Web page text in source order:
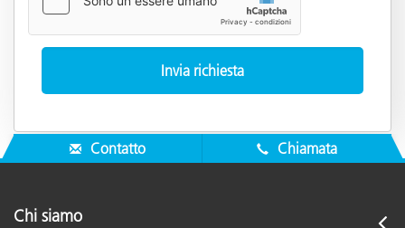
Contatto Chiamata
Chi siamo